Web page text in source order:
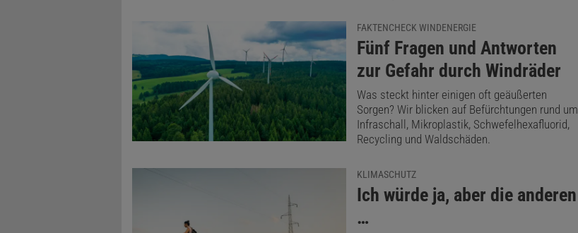
FAKTENCHECK WINDENERGIE
:
Fünf Fragen und Antworten
zur Gefahr durch Windräder
Was steckt hinter einigen oft geäußerten
Sorgen? Wir blicken auf Befürchtungen rund um
Infraschall, Mikroplastik, Schwefelhexafluorid,
Recycling und Waldschäden.
KLIMASCHUTZ
:
Ich würde ja, aber die anderen
…